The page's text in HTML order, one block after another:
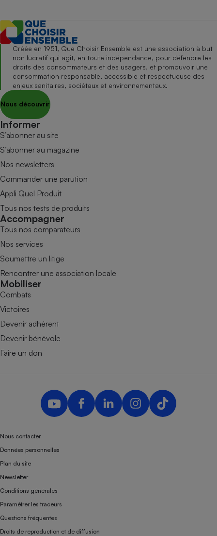
Créée en 1951, Que Choisir Ensemble est une association à but
non lucratif qui agit, en toute indépendance, pour défendre les
droits des consommateurs et des usagers, et promouvoir une
consommation responsable, accessible et respectueuse des
enjeux sanitaires, sociétaux et environnementaux.
Nous découvrir
Informer
S’abonner au site
S’abonner au magazine
Nos newsletters
Commander une parution
Appli Quel Produit
Tous nos tests de produits
Accompagner
Tous nos comparateurs
Nos services
Soumettre un litige
Rencontrer une association locale
Mobiliser
Combats
Victoires
Devenir adhérent
Devenir bénévole
Faire un don
Nous contacter
Données personnelles
Plan du site
Newsletter
Conditions générales
Paramétrer les traceurs
Questions fréquentes
Droits de reproduction et de diffusion